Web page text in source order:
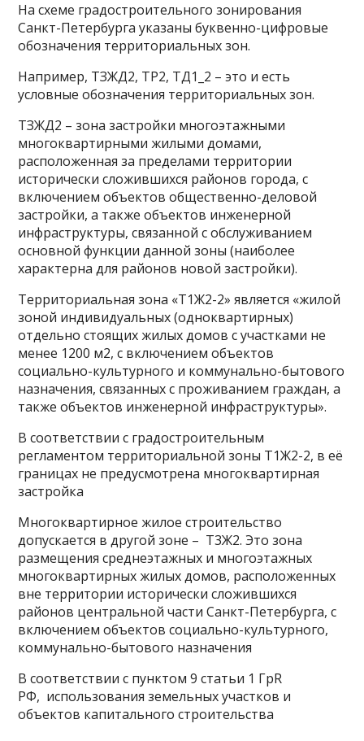
На схеме градостроительного зонирования
Санкт-Петербурга указаны буквенно-цифровые
обозначения территориальных зон.
Например, ТЗЖД2, ТР2, ТД1_2 – это и есть
условные обозначения территориальных зон.
ТЗЖД2 – зона застройки многоэтажными
многоквартирными жилыми домами,
расположенная за пределами территории
исторически сложившихся районов города, с
включением объектов общественно-деловой
застройки, а также объектов инженерной
инфраструктуры, связанной с обслуживанием
основной функции данной зоны (наиболее
характерна для районов новой застройки).
Территориальная зона «Т1Ж2-2» является «жилой
зоной индивидуальных (одноквартирных)
отдельно стоящих жилых домов с участками не
менее 1200 м2, с включением объектов
социально-культурного и коммунально-бытового
назначения, связанных с проживанием граждан, а
также объектов инженерной инфраструктуры».
В соответствии с градостроительным
регламентом территориальной зоны Т1Ж2-2, в её
границах не предусмотрена многоквартирная
застройка
Многоквартирное жилое строительство
допускается в другой зоне – Т3Ж2. Это зона
размещения среднеэтажных и многоэтажных
многоквартирных жилых домов, расположенных
вне территории исторически сложившихся
районов центральной части Санкт-Петербурга, с
включением объектов социально-культурного,
коммунально-бытового назначения
В соответствии с пунктом 9 статьи 1 ГрR
РФ, использования земельных участков и
объектов капитального строительства